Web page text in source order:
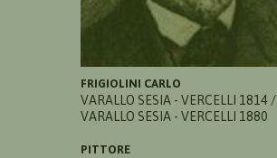
FRIGIOLINI CARLO
VARALLO SESIA - VERCELLI 1814 /
VARALLO SESIA - VERCELLI 1880
PITTORE